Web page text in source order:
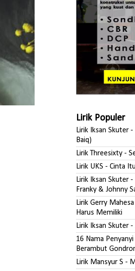
Lirik Populer
Lirik Iksan Skuter
Baiq)
Lirik Threesixty -
Lirik UKS - Cinta
Lirik Iksan Skuter
Franky & Johnny
Lirik Gerry
Harus Memiliki
Lirik Iksan Skuter
16 Nama Penyanyi
Berambut
Lirik Mansyur S -